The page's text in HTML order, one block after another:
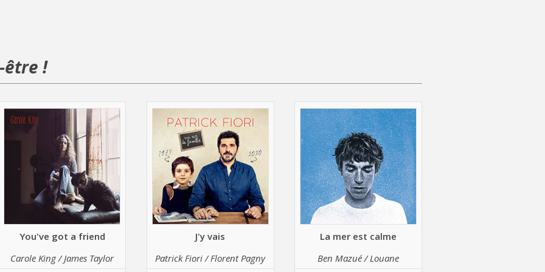
être !
You've got a friend
Carole King / James Taylor
J'y vais
Patrick Fiori / Florent Pagny
La mer est calme
Ben Mazué / Louane